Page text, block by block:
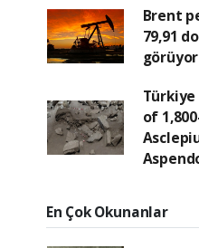
Brent
79,91
görüyor
of
En Çok Okunanlar